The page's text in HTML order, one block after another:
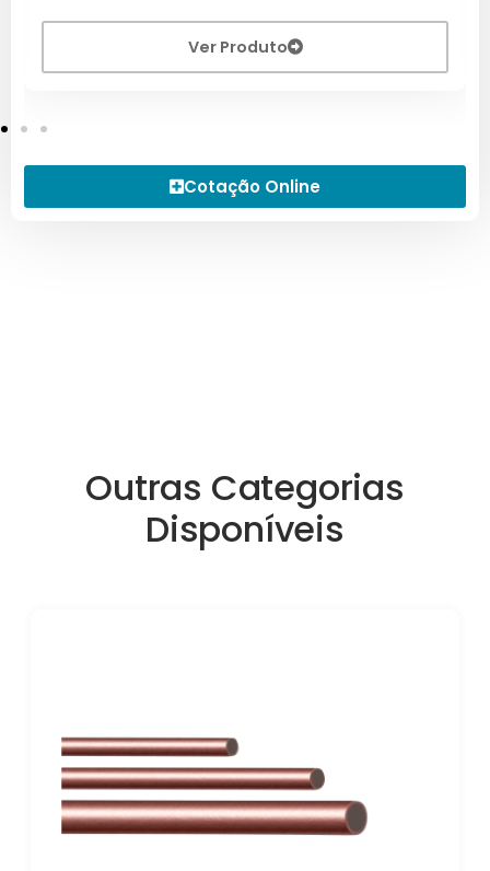
Ver Produto
Cotação Online
Outras Categorias
Disponíveis